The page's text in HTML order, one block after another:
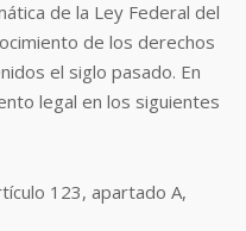
de la Ley Federal del
de los derechos
el siglo pasado. En
legal en los siguientes
123, apartado A,